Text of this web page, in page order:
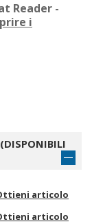
Reader -
i
articolo
articolo